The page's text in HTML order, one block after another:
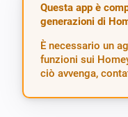
Questa app è
generazioni di
È necessario un
funzioni sui
ciò avvenga,